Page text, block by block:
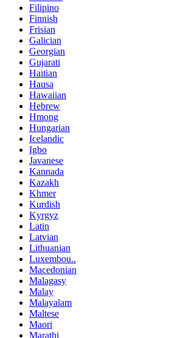
Filipino
Finnish
Frisian
Galician
Georgian
Gujarati
Haitian
Hausa
Hawaiian
Hebrew
Hmong
Hungarian
Icelandic
Igbo
Javanese
Kannada
Kazakh
Khmer
Kurdish
Kyrgyz
Latin
Latvian
Lithuanian
Luxembou..
Macedonian
Malagasy
Malay
Malayalam
Maltese
Maori
Marathi